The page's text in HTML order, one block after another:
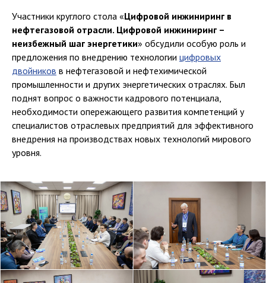
Участники круглого стола «Цифровой инжиниринг в
нефтегазовой отрасли. Цифровой инжиниринг –
неизбежный шаг энергетики» обсудили особую роль и
предложения по внедрению технологии цифровых
двойников в нефтегазовой и нефтехимической
промышленности и других энергетических отраслях. Был
поднят вопрос о важности кадрового потенциала,
необходимости опережающего развития компетенций у
специалистов отраслевых предприятий для эффективного
внедрения на производствах новых технологий мирового
уровня.